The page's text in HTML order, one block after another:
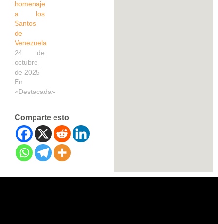
homenaje
a los
Santos
de
Venezuela
24 de
octubre
de 2025
En
«Destacada»
Comparte esto